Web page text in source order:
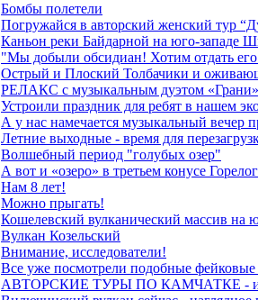
Бомбы полетели
Погружайся в авторский женский тур
Каньон реки Байдарной на юго-западе
"Мы добыли обсидиан! Хотим отдать
Острый и Плоский Толбачики и
РЕЛАКС с музыкальным дуэтом «Грани»
Устроили праздник для ребят в нашем
А у нас намечается музыкальный вечер
Летние выходные - время для
Волшебный период "голубых озер"
А вот и «озеро» в третьем конусе
Нам 8 лет!
Можно прыгать!
Кошелевский вулканический массив на
Вулкан Козельский
Внимание, исследователи!
Все уже посмотрели подобные
АВТОРСКИЕ ТУРЫ ПО КАМЧАТКЕ -